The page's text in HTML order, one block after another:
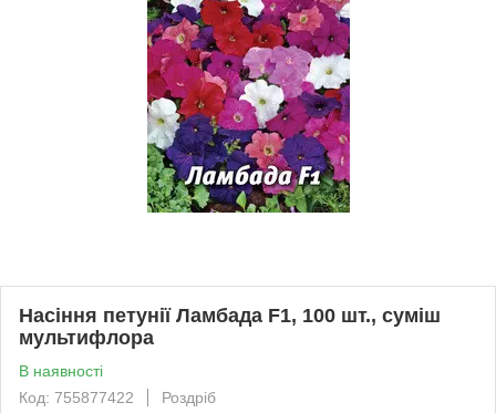
Насіння петунії Ламбада F1, 100 шт., суміш
мультифлора
В наявності
Код: 755877422
Роздріб